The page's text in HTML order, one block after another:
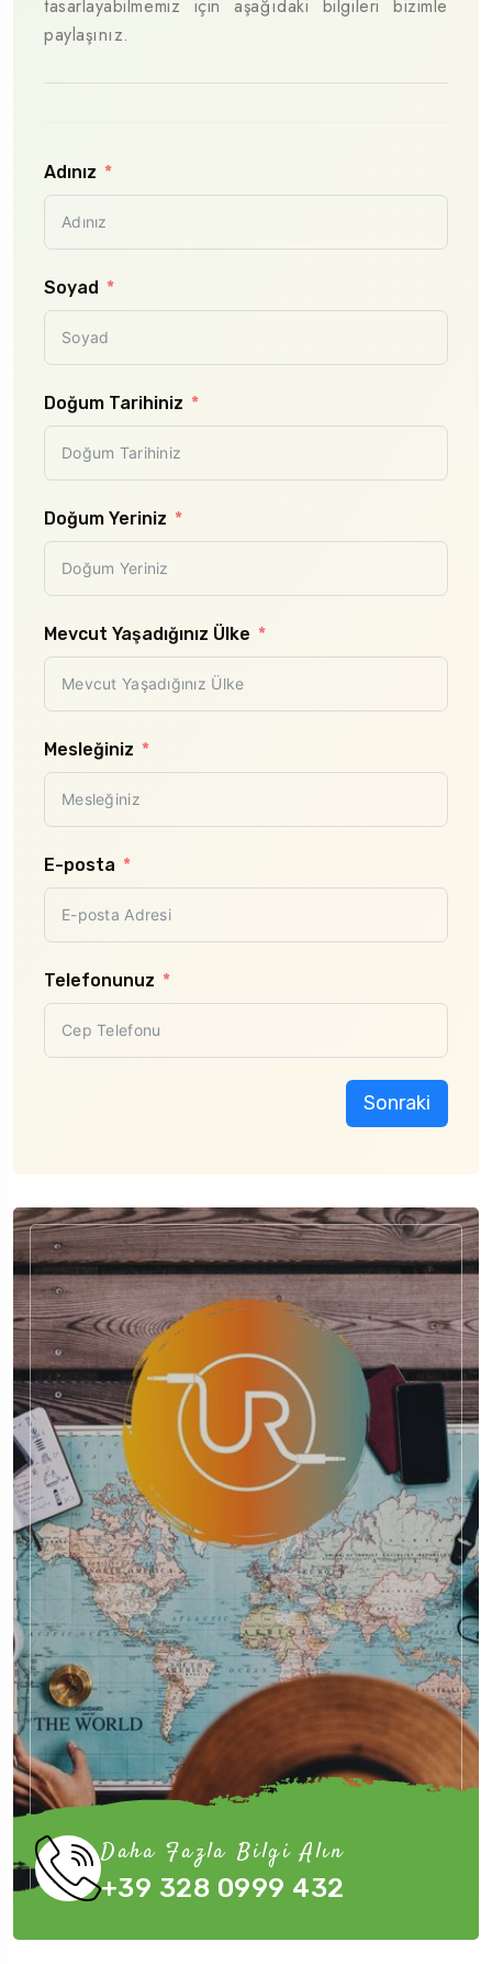
tasarlayabilmemiz için aşağıdaki bilgileri bizimle
paylaşınız.
Adınız
Soyad
Doğum Tarihiniz
Doğum Yeriniz
Mevcut Yaşadığınız Ülke
Mesleğiniz
E-posta
Telefonunuz
Sonraki
Daha Fazla Bilgi Alın
+39 328 0999 432